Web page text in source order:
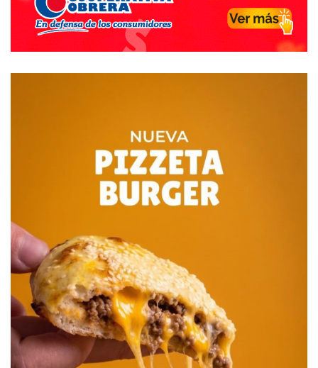
hombres y mujeres en la compañía.
El camino empezó a recorrerse en los ’70, cuando
sus notas, por lo que denunciaron al New York Times por
discriminación, lo que sentó un precedente a nivel